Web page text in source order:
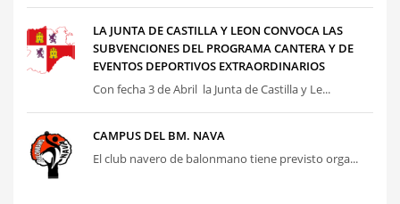
LA JUNTA DE CASTILLA Y LEON CONVOCA LAS
SUBVENCIONES DEL PROGRAMA CANTERA Y DE
EVENTOS DEPORTIVOS EXTRAORDINARIOS
Con fecha 3 de Abril la Junta de Castilla y Le...
CAMPUS DEL BM. NAVA
El club navero de balonmano tiene previsto orga...